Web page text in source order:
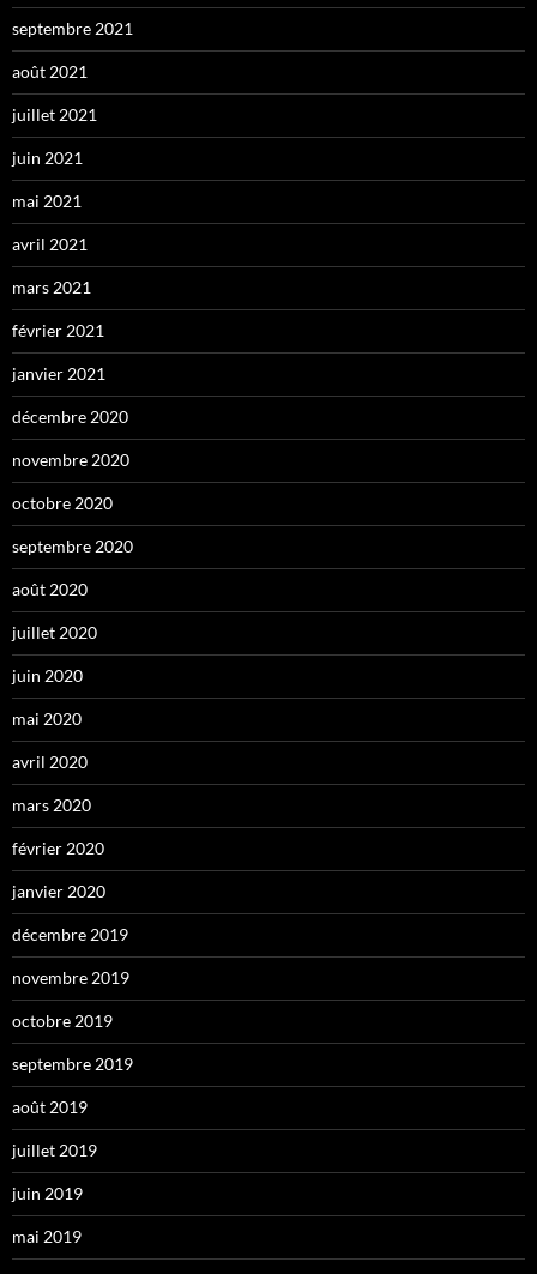
septembre 2021
août 2021
juillet 2021
juin 2021
mai 2021
avril 2021
mars 2021
février 2021
janvier 2021
décembre 2020
novembre 2020
octobre 2020
septembre 2020
août 2020
juillet 2020
juin 2020
mai 2020
avril 2020
mars 2020
février 2020
janvier 2020
décembre 2019
novembre 2019
octobre 2019
septembre 2019
août 2019
juillet 2019
juin 2019
mai 2019